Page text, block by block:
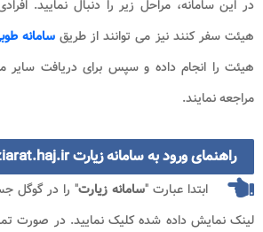
در این سامانه، مراحل زیر را دنبال نمایید.
هیئت سفر کنند نیز می توانند از طریقسامانه
هیئت را انجام داده و سپس برای دریافت سایر
مراجعه نمایند.
راهنمای ورود به سامانه زیارت ziarat.haj.ir
ابتدا عبارت "سامانه زیارت" را در گوگل
لینک نمایش داده شده کلیک نمایید. در صورت